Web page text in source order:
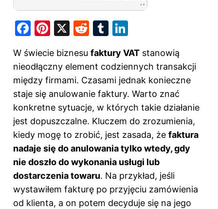
F
c
e
b
o
o
k
Pi
er
e
st
X
R
d
di
t
T
m
bl
r
k
e
dI
n
W świecie biznesu faktury VAT stanowią
nieodłączny element codziennych transakcji
między firmami. Czasami jednak konieczne
staje się anulowanie faktury. Warto znać
konkretne sytuacje, w których takie działanie
jest dopuszczalne. Kluczem do zrozumienia,
kiedy mogę to zrobić, jest zasada, że faktura
nadaje się do anulowania tylko wtedy, gdy
nie doszło do wykonania usługi lub
dostarczenia towaru. Na przykład, jeśli
wystawiłem fakturę po przyjęciu zamówienia
od klienta, a on potem decyduje się na jego